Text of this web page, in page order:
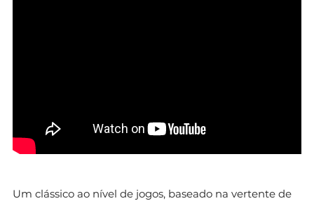
Um clássico ao nível de jogos, baseado na vertente de